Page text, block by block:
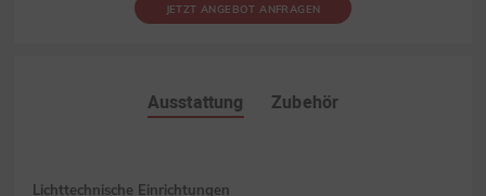
JETZT ANGEBOT ANFRAGEN
Ausstattung Zubehör
Lichttechnische Einrichtungen